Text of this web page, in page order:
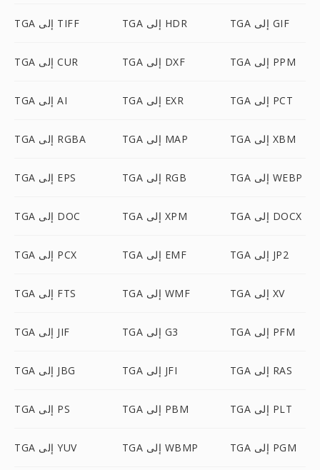
TGA إلى TIFF TGA إلى HDR TGA إلى GIF
TGA إلى CUR TGA إلى DXF TGA إلى PPM
TGA إلى AI TGA إلى EXR TGA إلى PCT
TGA إلى RGBA TGA إلى MAP TGA إلى XBM
TGA إلى EPS TGA إلى RGB TGA إلى WEBP
TGA إلى DOC TGA إلى XPM TGA إلى DOCX
TGA إلى PCX TGA إلى EMF TGA إلى JP2
TGA إلى FTS TGA إلى WMF TGA إلى XV
TGA إلى JIF TGA إلى G3 TGA إلى PFM
TGA إلى JBG TGA إلى JFI TGA إلى RAS
TGA إلى PS TGA إلى PBM TGA إلى PLT
TGA إلى YUV TGA إلى WBMP TGA إلى PGM